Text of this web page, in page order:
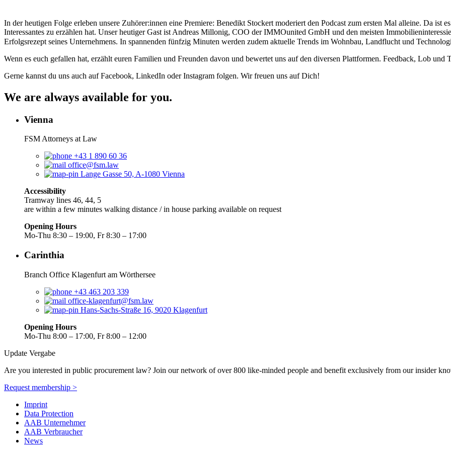
In der heutigen Folge erleben unsere Zuhörer:innen eine Premiere: Benedikt Stockert moderiert den Podcast zum ersten Mal alleine. Da ist
Interessantes zu erzählen hat. Unser heutiger Gast ist Andreas Millonig, COO der IMMOunited GmbH und den meisten
Erfolgsrezept seines Unternehmens. In spannenden fünfzig Minuten werden zudem aktuelle Trends im Wohnbau, Landflucht und
Wenn es euch gefallen hat, erzählt euren Familien und Freunden davon und bewertet uns auf den diversen Plattformen. Feedback, Lob und
Gerne kannst du uns auch auf Facebook, LinkedIn oder Instagram folgen. Wir freuen uns auf Dich!
We are always available for you.
Vienna
FSM Attorneys at Law
+43 1 890 60 36
office@fsm.law
Lange Gasse 50, A-1080 Vienna
Accessibility
Tramway lines 46, 44, 5
are within a few minutes walking distance / in house parking available on request
Opening Hours
Mo-Thu 8:30 – 19:00, Fr 8:30 – 17:00
Carinthia
Branch Office Klagenfurt am Wörthersee
+43 463 203 339
office-klagenfurt@fsm.law
Hans-Sachs-Straße 16, 9020 Klagenfurt
Opening Hours
Mo-Thu 8:00 – 17:00, Fr 8:00 – 12:00
Update Vergabe
Are you interested in public procurement law? Join our network of over 800 like-minded people and benefit exclusively from our insider
Request membership >
Imprint
Data Protection
AAB Unternehmer
AAB Verbraucher
News